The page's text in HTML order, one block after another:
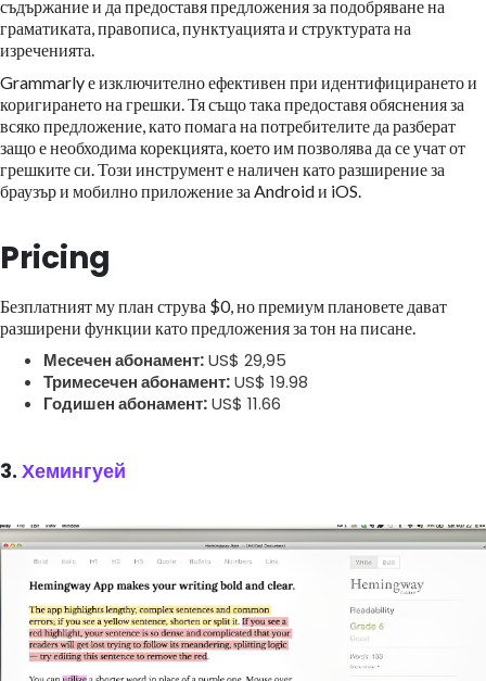
съдържание и да предоставя предложения за подобряване на
граматиката, правописа, пунктуацията и структурата на
изреченията.
Grammarly е изключително ефективен при идентифицирането и
коригирането на грешки. Тя също така предоставя обяснения за
всяко предложение, като помага на потребителите да разберат
защо е необходима корекцията, което им позволява да се учат от
грешките си. Този инструмент е наличен като разширение за
браузър и мобилно приложение за Android и iOS.
Pricing
Безплатният му план струва $0, но премиум плановете дават
разширени функции като предложения за тон на писане.
Месечен абонамент:US$ 29,95
Тримесечен абонамент:US$ 19.98
Годишен абонамент:US$ 11.66
3. Хемингуей